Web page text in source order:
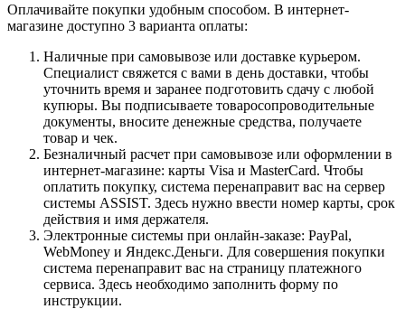
Оплачивайте покупки удобным способом. В интернет-
магазине доступно 3 варианта оплаты:
Наличные при самовывозе или доставке курьером.
Специалист свяжется с вами в день доставки, чтобы
уточнить время и заранее подготовить сдачу с любой
купюры. Вы подписываете товаросопроводительные
документы, вносите денежные средства, получаете
товар и чек.
Безналичный расчет при самовывозе или оформлении в
интернет-магазине: карты Visa и MasterCard. Чтобы
оплатить покупку, система перенаправит вас на сервер
системы ASSIST. Здесь нужно ввести номер карты, срок
действия и имя держателя.
Электронные системы при онлайн-заказе: PayPal,
WebMoney и Яндекс.Деньги. Для совершения покупки
система перенаправит вас на страницу платежного
сервиса. Здесь необходимо заполнить форму по
инструкции.